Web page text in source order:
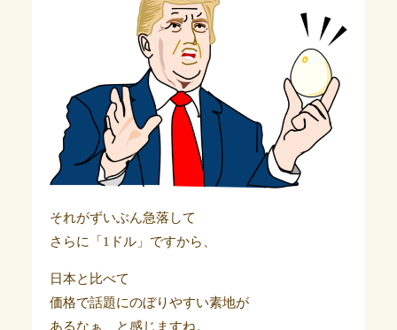
それがずいぶん急落して
さらに「1ドル」ですから、
日本と比べて
価格で話題にのぼりやすい素地が
あるなぁ、と感じますね。